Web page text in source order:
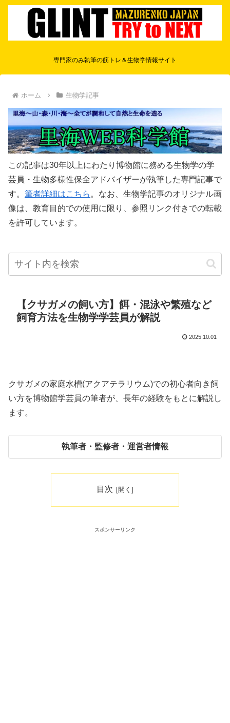
専門家のみ執筆の筋トレ＆生物学情報サイト
ホーム 生物学記事
この記事は30年以上にわたり博物館に務める生物学の学
芸員・生物多様性保全アドバイザーが執筆した専門記事で
す。 筆者詳細はこちら 。なお、生物学記事のオリジナル画
像は、教育目的での使用に限り、参照リンク付きでの転載
を許可しています。
【クサガメの飼い方】餌・混泳や繁殖など
飼育方法を生物学学芸員が解説
2025.10.01
クサガメの家庭水槽(アクアテラリウム)での初心者向き飼
い方を博物館学芸員の筆者が、長年の経験をもとに解説し
ます。
執筆者・監修者・運営者情報
目次
スポンサーリンク